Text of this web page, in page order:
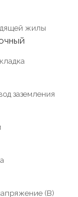
жилы
заземления
(В)